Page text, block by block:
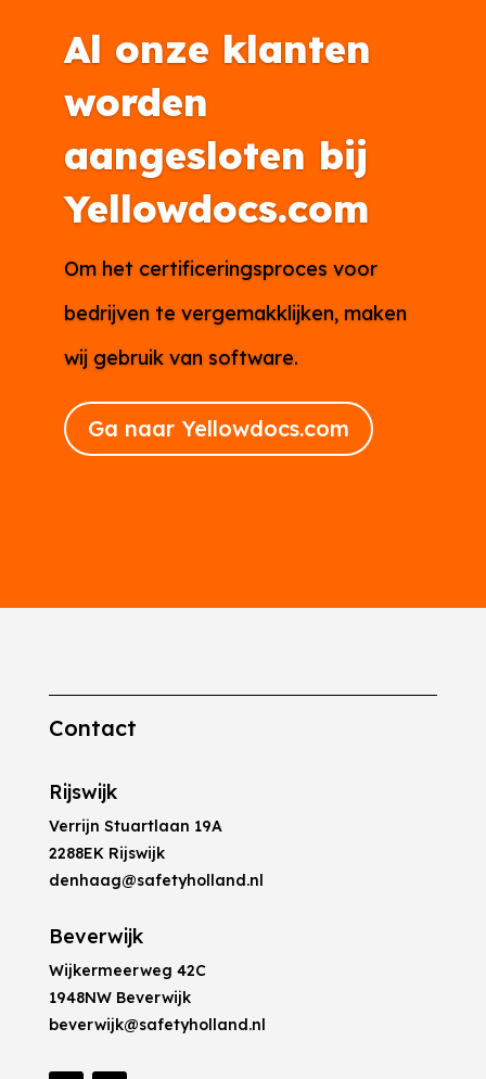
Al onze klanten
worden
aangesloten bij
Yellowdocs.com
Om het certificeringsproces voor
bedrijven te vergemakklijken, maken
wij gebruik van software.
Ga naar Yellowdocs.com
Contact
Rijswijk
Verrijn Stuartlaan 19A
2288EK Rijswijk
denhaag@safetyholland.nl
Beverwijk
Wijkermeerweg 42C
1948NW Beverwijk
beverwijk@safetyholland.nl